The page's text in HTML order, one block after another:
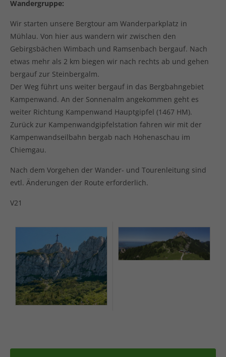
Wandergruppe:
Wir starten unsere Bergtour am Wanderparkplatz in
Mühlau. Von hier aus wandern wir zwischen den
Gebirgsbächen Wimbach und Ramsenbach bergauf. Nach
etwas mehr als 2 km biegen wir nach rechts ab und gehen
bergauf zur Steinbergalm.
Der Weg führt uns weiter bergauf in das Bergbahngebiet
Kampenwand. An der Sonnenalm angekommen geht es
weiter Richtung Kampenwand Hauptgipfel (1467 HM).
Zurück zur Kampenwandgipfelstation fahren wir mit der
Kampenwandseilbahn bergab nach Hohenaschau im
Chiemgau.
Nach dem Vorgehen der Wander- und Tourenleitung sind
evtl. Änderungen der Route erforderlich.
V21